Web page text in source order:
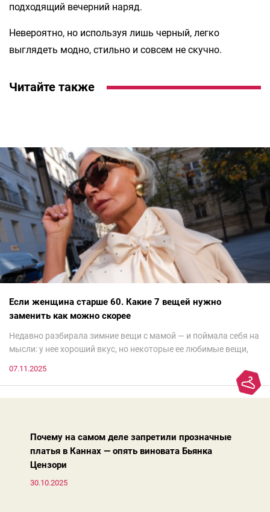
подходящий вечерний наряд.
Невероятно, но используя лишь черный, легко
выглядеть модно, стильно и совсем не скучно.
Читайте также
Если женщина старше 60. Какие 7 вещей нужно
заменить как можно скорее
Недавно разбирала зимние вещи с мамой — и поймала себя на
мысли: у нее хороший вкус, но некоторые ее любимые вещи,
моды. Вовсе нет.Проблема в том, что сама мода сделала шаг
07.11.2025
Почему на самом деле запретили прозначные
платья в Каннах — опять виновата Бьянка
Цензори
30.10.2025